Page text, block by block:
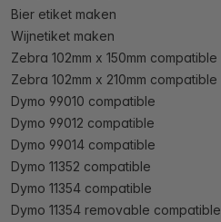
Bier etiket maken
Wijnetiket maken
Zebra 102mm x 150mm compatible
Zebra 102mm x 210mm compatible
Dymo 99010 compatible
Dymo 99012 compatible
Dymo 99014 compatible
Dymo 11352 compatible
Dymo 11354 compatible
Dymo 11354 removable compatible